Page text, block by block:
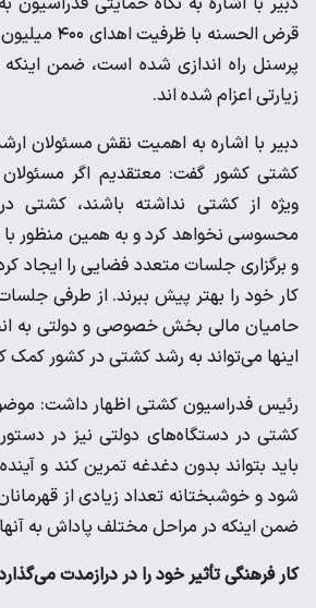
قرض الحسنه
پرسنل راه اندازی شده است، ضمن
زیارتی اعزام شده اند.
دبیر با اشاره به اهمیت نقش مسئولان
کشتی کشور گفت: معتقدیم اگر
ویژه از کشتی نداشته باشند، کشتی
محسوسی نخواهد کرد و به همین منظور با
و برگزاری جلسات متعدد فضایی را ایجاد
کار خود را بهتر پیش ببرند. از طرفی
حامیان مالی بخش خصوصی و دولتی به
اینها می‌تواند به رشد کشتی در کشور کمک
رئیس فدراسیون کشتی اظهار داشت:
کشتی در دستگاه‌های دولتی نیز در
باید بتواند بدون دغدغه تمرین کند و
شود و خوشبختانه تعداد زیادی از
ضمن اینکه در مراحل مختلف پاداش به
کار فرهنگی تأثیر خود را در درازمدت